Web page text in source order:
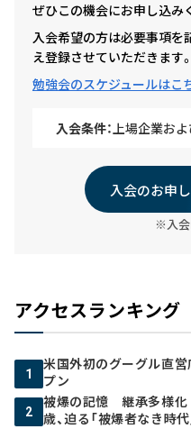
ぜひこの機会にお申し込み
入会希望の方は必要事項を
え登録させていただきます。
勉強会のスケジュールはこ
入会条件：上場企業お
入会のお申
※入会
アクセスランキング
1
米国外初のグーグル直
プン
2
被爆の記憶 継承多様
歳、迫る「被爆者なき時代